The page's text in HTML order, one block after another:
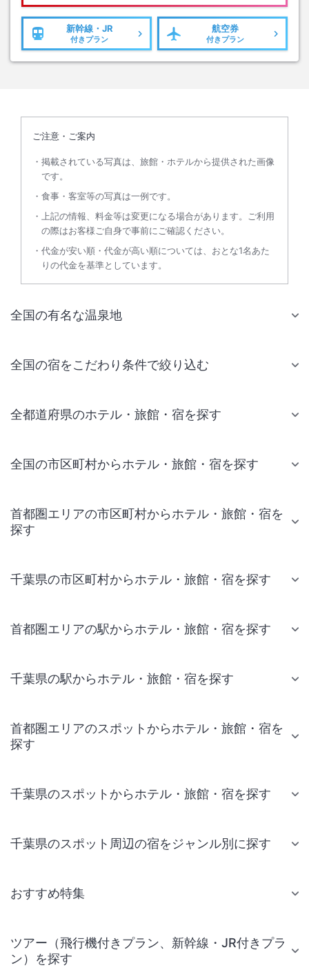
新幹線・JR
付きプラン
航空券
付きプラン
ご注意・ご案内
掲載されている写真は、旅館・ホテルから提供された画像
です。
食事・客室等の写真は一例です。
上記の情報、料金等は変更になる場合があります。ご利用
の際はお客様ご自身で事前にご確認ください。
代金が安い順・代金が高い順については、おとな1名あた
りの代金を基準としています。
全国の有名な温泉地
全国の宿をこだわり条件で絞り込む
全都道府県のホテル・旅館・宿を探す
全国の市区町村からホテル・旅館・宿を探す
首都圏エリアの市区町村からホテル・旅館・宿を
探す
千葉県の市区町村からホテル・旅館・宿を探す
首都圏エリアの駅からホテル・旅館・宿を探す
千葉県の駅からホテル・旅館・宿を探す
首都圏エリアのスポットからホテル・旅館・宿を
探す
千葉県のスポットからホテル・旅館・宿を探す
千葉県のスポット周辺の宿をジャンル別に探す
おすすめ特集
ツアー（飛行機付きプラン、新幹線・JR付きプラ
ン）を探す